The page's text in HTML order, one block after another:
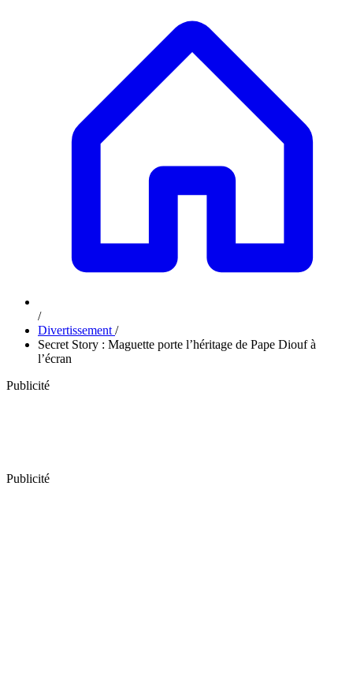
/
Divertissement /
Secret Story : Maguette porte l’héritage de Pape Diouf à
l’écran
Publicité
Publicité